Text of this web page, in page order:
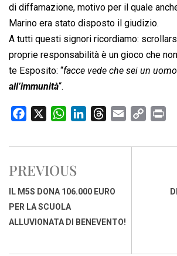
di diffamazione, motivo per il quale
Marino era stato disposto il giudizio.
A tutti questi signori ricordiamo:
proprie responsabilità è un gioco che
te Esposito: “facce vede che sei un
all’immunità“.
c
b
o
o
k
W
a
s
A
p
p
n
d
n
r
d
a
p
i
PREVIOUS
IL M5S DONA 106.000 EURO
PER LA SCUOLA
ALLUVIONATA DI BENEVENTO!